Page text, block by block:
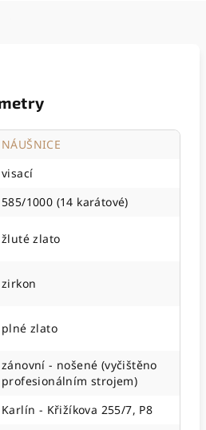
NÁUŠNICE
visací
585/1000 (14 karátové)
žluté zlato
zirkon
plné zlato
zánovní - nošené (vyčištěno
profesionálním strojem)
Karlín - Křižíkova 255/7, P8